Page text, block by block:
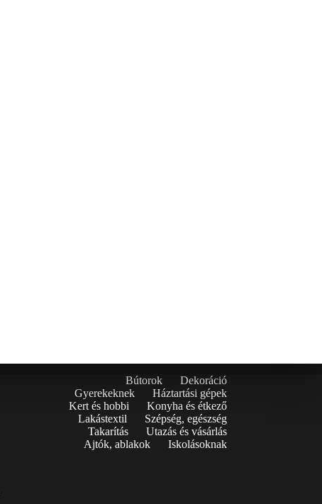
Bútorok
Dekoráció
Gyerekeknek
Háztartási gépek
Kert és hobbi
Konyha és étkező
Lakástextil
Szépség, egészség
Takarítás
Utazás és vásárlás
Ajtók, ablakok
Iskolásoknak